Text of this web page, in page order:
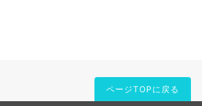
ページTOPに戻る